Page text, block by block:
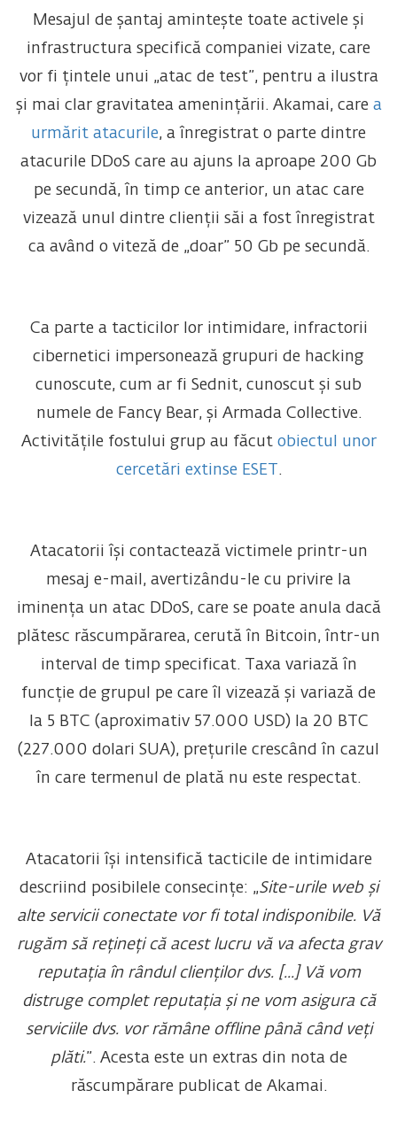
Mesajul de șantaj amintește toate activele și
infrastructura specifică companiei vizate, care
vor fi țintele unui „atac de test”, pentru a ilustra
și mai clar gravitatea amenințării. Akamai, care a
urmărit atacurile, a înregistrat o parte dintre
atacurile DDoS care au ajuns la aproape 200 Gb
pe secundă, în timp ce anterior, un atac care
vizează unul dintre clienții săi a fost înregistrat
ca având o viteză de „doar” 50 Gb pe secundă.
Ca parte a tacticilor lor intimidare, infractorii
cibernetici impersonează grupuri de hacking
cunoscute, cum ar fi Sednit, cunoscut și sub
numele de Fancy Bear, și Armada Collective.
Activitățile fostului grup au făcut obiectul unor
cercetări extinse ESET .
Atacatorii își contactează victimele printr-un
mesaj e-mail, avertizându-le cu privire la
iminența un atac DDoS, care se poate anula dacă
plătesc răscumpărarea, cerută în Bitcoin, într-un
interval de timp specificat. Taxa variază în
funcție de grupul pe care îl vizează și variază de
la 5 BTC (aproximativ 57.000 USD) la 20 BTC
(227.000 dolari SUA), prețurile crescând în cazul
în care termenul de plată nu este respectat.
Atacatorii își intensifică tacticile de intimidare
descriind posibilele consecințe: „Site-urile web și
alte servicii conectate vor fi total indisponibile. Vă
rugăm să rețineți că acest lucru vă va afecta grav
reputația în rândul clienților dvs. [...] Vă vom
distruge complet reputația și ne vom asigura că
serviciile dvs. vor rămâne offline până când veți
plăti.”. Acesta este un extras din nota de
răscumpărare publicat de Akamai.